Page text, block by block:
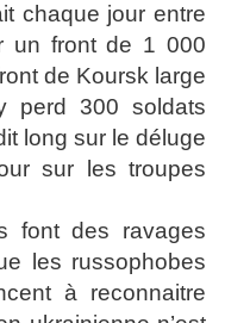
chaque jour entre
un front de 1 000
de Koursk large
perd 300 soldats
long sur le déluge
sur les troupes
font des ravages
les russophobes
à reconnaitre